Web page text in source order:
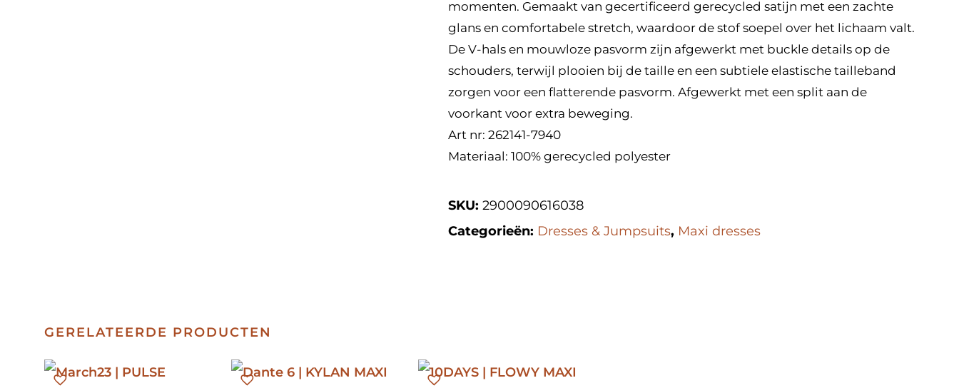
momenten. Gemaakt van gecertificeerd gerecycled satijn met een zachte
glans en comfortabele stretch, waardoor de stof soepel over het lichaam valt.
De V-hals en mouwloze pasvorm zijn afgewerkt met buckle details op de
schouders, terwijl plooien bij de taille en een subtiele elastische tailleband
zorgen voor een flatterende pasvorm. Afgewerkt met een split aan de
voorkant voor extra beweging.
Art nr: 262141-7940
Materiaal: 100% gerecycled polyester
SKU: 2900090616038
Categorieën: Dresses & Jumpsuits, Maxi dresses
GERELATEERDE PRODUCTEN